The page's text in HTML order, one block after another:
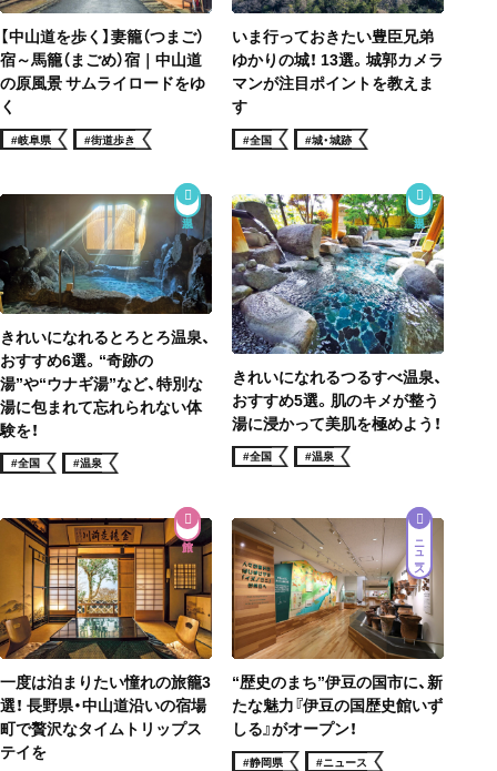
【中山道を歩く】妻籠（つまご）
宿～馬籠（まごめ）宿｜中山道
の原風景 サムライロードをゆ
く
#岐阜県 #街道歩き
いま行っておきたい豊臣兄弟
ゆかりの城！ 13選。城郭カメラ
マンが注目ポイントを教えま
す
#全国 #城・城跡
きれいになれるとろとろ温泉、
おすすめ6選。“奇跡の
湯”や“ウナギ湯”など、特別な
湯に包まれて忘れられない体
験を！
#全国 #温泉
きれいになれるつるすべ温泉、
おすすめ5選。肌のキメが整う
湯に浸かって美肌を極めよう！
#全国 #温泉
一度は泊まりたい憧れの旅籠3
選！ 長野県・中山道沿いの宿場
町で贅沢なタイムトリップス
テイを
ニュース
“歴史のまち”伊豆の国市に、新
たな魅力『伊豆の国歴史館いず
しる』がオープン！
#静岡県 #ニュース